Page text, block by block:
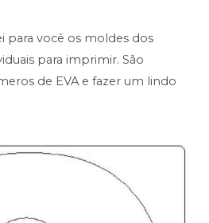
para você os moldes dos
para imprimir. São
de EVA e fazer um lindo